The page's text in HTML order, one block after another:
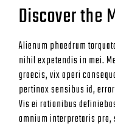
Discover the
Alienum phaedrum
nihil expetendis in mei.
graecis, vix aperi
pertinax sensibus id,
Vis ei rationibus
omnium interpretaris pro,